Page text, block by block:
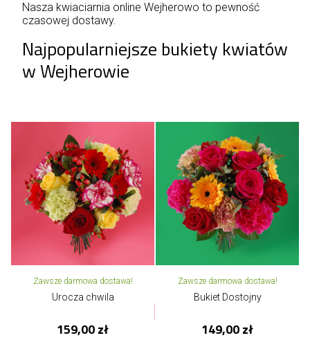
Nasza kwiaciarnia online Wejherowo to pewność
czasowej dostawy.
Najpopularniejsze bukiety kwiatów
w Wejherowie
Zawsze darmowa dostawa!
Urocza chwila
159,00 zł
Zawsze darmowa dostawa!
Bukiet Dostojny
149,00 zł